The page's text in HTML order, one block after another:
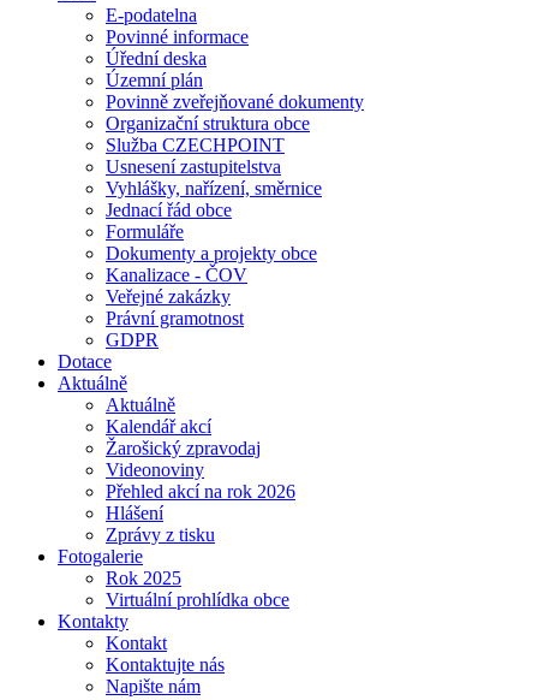
E-podatelna
Povinné informace
Úřední deska
Územní plán
Povinně zveřejňované dokumenty
Organizační struktura obce
Služba CZECHPOINT
Usnesení zastupitelstva
Vyhlášky, nařízení, směrnice
Jednací řád obce
Formuláře
Dokumenty a projekty obce
Kanalizace - ČOV
Veřejné zakázky
Právní gramotnost
GDPR
Dotace
Aktuálně
Aktuálně
Kalendář akcí
Žarošický zpravodaj
Videonoviny
Přehled akcí na rok 2026
Hlášení
Zprávy z tisku
Fotogalerie
Rok 2025
Virtuální prohlídka obce
Kontakty
Kontakt
Kontaktujte nás
Napište nám